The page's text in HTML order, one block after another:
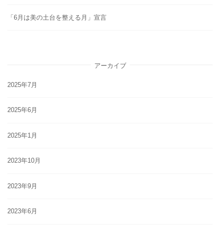
「6月は美の土台を整える月」宣言
アーカイブ
2025年7月
2025年6月
2025年1月
2023年10月
2023年9月
2023年6月